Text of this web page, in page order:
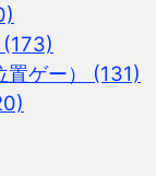
(173)
置ゲー） (131)